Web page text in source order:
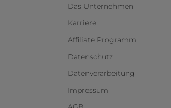
Das Unternehmen
Karriere
Affiliate Programm
Datenschutz
Datenverarbeitung
Impressum